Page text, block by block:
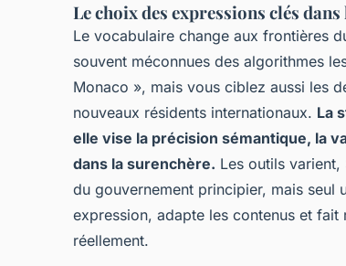
Le choix des expressions clés
Le vocabulaire change aux frontières
souvent méconnues des algorithmes
Monaco », mais vous ciblez aussi les
nouveaux résidents internationaux. La
elle vise la précision sémantique, la
dans la surenchère. Les outils varient,
du gouvernement principier, mais seul
expression, adapte les contenus et
réellement.